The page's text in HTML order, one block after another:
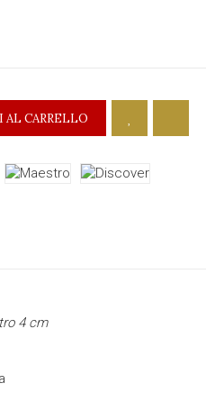
AL CARRELLO
4 cm